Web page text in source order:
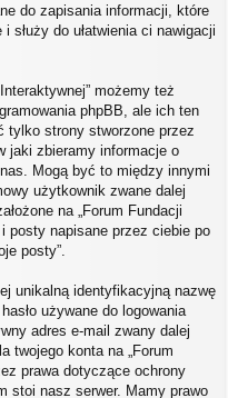
do zapisania informacji, które
służy do ułatwienia ci nawigacji
możemy też
phpBB, ale ich ten
tylko strony stworzone przez
jaki zbieramy informacje o
Mogą być to między innymi
użytkownik zwane dalej
na „Forum Fundacji
i posty napisane przez ciebie po
posty”.
unikalną identyfikacyjną nazwę
używane do logowania
adres e-mail zwany dalej
twojego konta na „Forum
prawa dotyczące ochrony
stoi nasz serwer. Mamy prawo